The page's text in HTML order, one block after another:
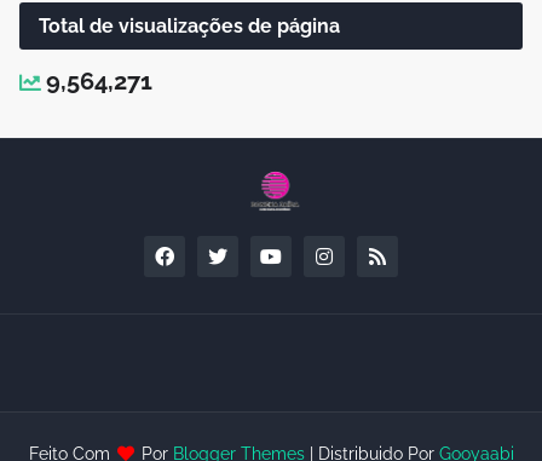
Total de visualizações de página
9,564,271
Feito Com Por Blogger Themes| Distribuido Por Gooyaabi